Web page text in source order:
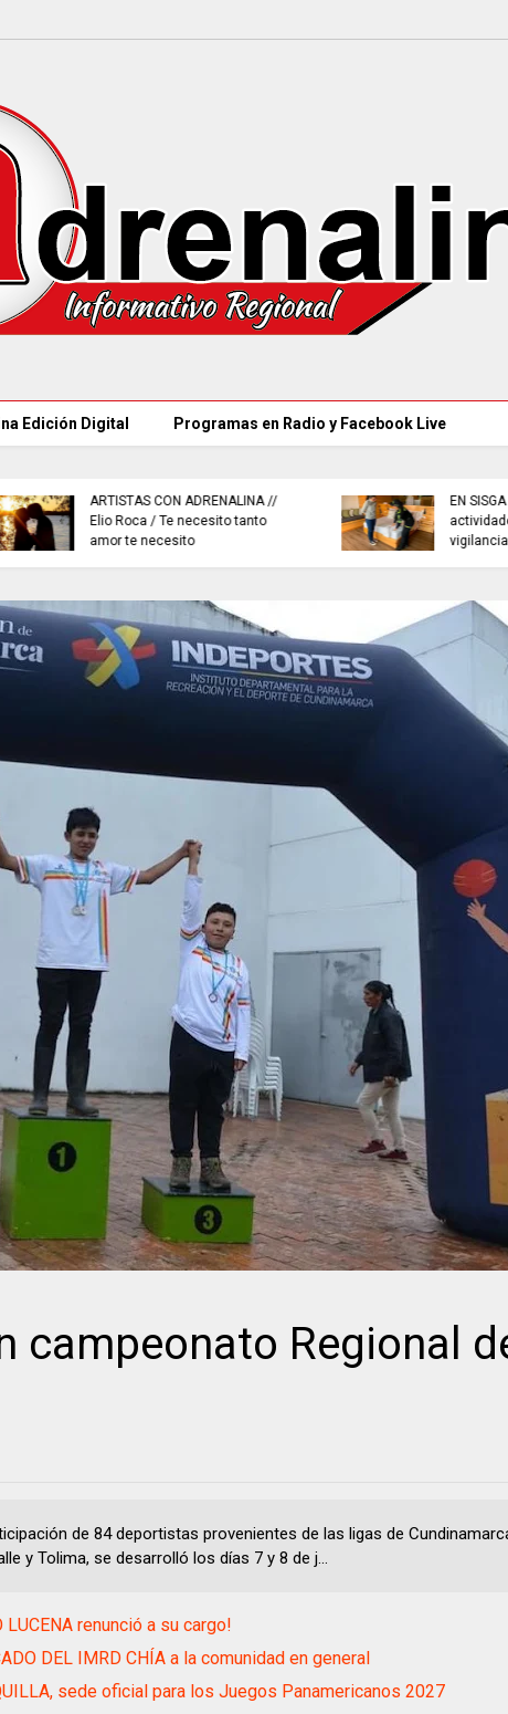
Edición Digital Programas en Radio y Facebook Live
CON ADRENALINA //
Roca / Te necesito tanto
te necesito
EN SISGA -
actividades de
vigilancia y control.
campeonato Regional
de 84 deportistas provenientes de las ligas de
y Tolima, se desarrolló los días 7 y 8 de j...
LUCENA renunció a su cargo!
DEL IMRD CHÍA a la comunidad en general
sede oficial para los Juegos Panamericanos 2027